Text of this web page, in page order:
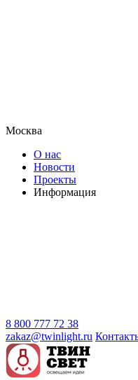
Москва
О нас
Новости
Проекты
Информация
8 800 777 72 38
zakaz@twinlight.ru